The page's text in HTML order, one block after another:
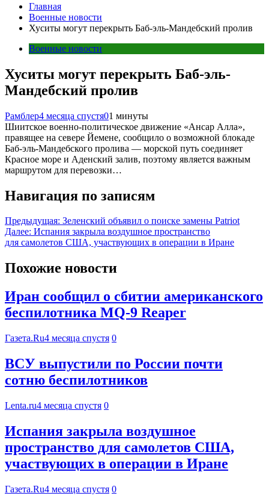
Главная
Военные новости
Хуситы могут перекрыть Баб-эль-Мандебский пролив
Военные новости
Хуситы могут перекрыть Баб-эль-
Мандебский пролив
Рамблер4 месяца спустя01 минуты
Шиитское военно-политическое движение «Ансар Алла»,
правящее на севере Йемене, сообщило о возможной блокаде
Баб-эль-Мандебского пролива — морской путь соединяет
Красное море и Аденский залив, поэтому является важным
маршрутом для перевозки…
Навигация по записям
Предыдущая: Зеленский объявил о поиске замены Patriot
Далее: Испания закрыла воздушное пространство
для самолетов США, участвующих в операции в Иране
Похожие новости
Иран сообщил о сбитии американского
беспилотника MQ-9 Reaper
Газета.Ru4 месяца спустя 0
ВСУ выпустили по России почти
сотню беспилотников
Lenta.ru4 месяца спустя 0
Испания закрыла воздушное
пространство для самолетов США,
участвующих в операции в Иране
Газета.Ru4 месяца спустя 0